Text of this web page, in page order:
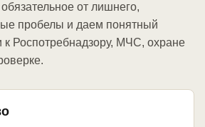
от лишнего,
пробелы и даем понятный
к Роспотребнадзору, МЧС, охране